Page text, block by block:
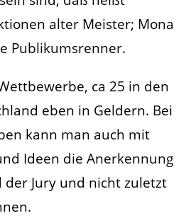
alter Meister; Mona
Publikumsrenner.
ca 25 in den
eben in Geldern. Bei
kann man auch mit
Ideen die Anerkennung
der Jury und nicht zuletzt